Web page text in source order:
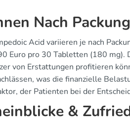
Nach
Acid variieren je nach
Euro pro 30 Tabletten (180
von Erstattungen profitieren
was die finanzielle
der Patienten bei der
&